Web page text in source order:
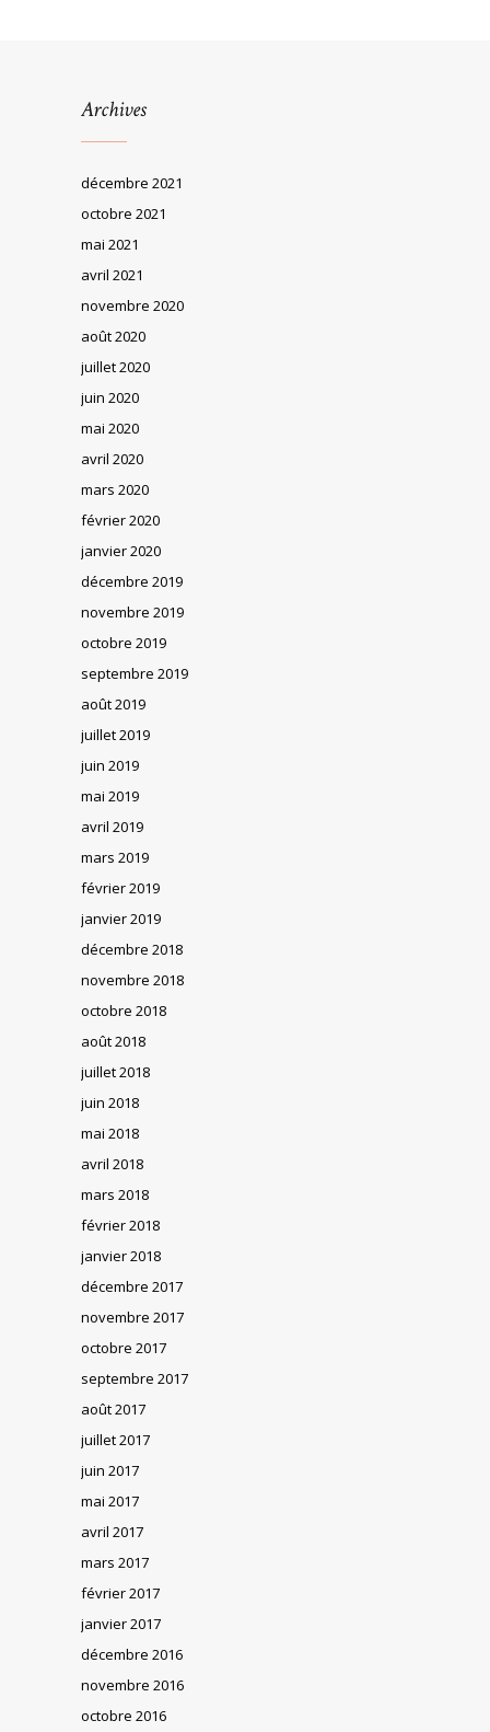
Archives
décembre 2021
octobre 2021
mai 2021
avril 2021
novembre 2020
août 2020
juillet 2020
juin 2020
mai 2020
avril 2020
mars 2020
février 2020
janvier 2020
décembre 2019
novembre 2019
octobre 2019
septembre 2019
août 2019
juillet 2019
juin 2019
mai 2019
avril 2019
mars 2019
février 2019
janvier 2019
décembre 2018
novembre 2018
octobre 2018
août 2018
juillet 2018
juin 2018
mai 2018
avril 2018
mars 2018
février 2018
janvier 2018
décembre 2017
novembre 2017
octobre 2017
septembre 2017
août 2017
juillet 2017
juin 2017
mai 2017
avril 2017
mars 2017
février 2017
janvier 2017
décembre 2016
novembre 2016
octobre 2016